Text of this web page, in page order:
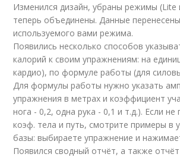
Изменился дизайн, убраны режимы (Lite
теперь объединены. Данные
используемого вами режима.
Появились несколько способов
калорий к своим упражнениям: на
кардио), по формуле работы (для
Для формулы работы нужно указать
упражнения в метрах и коэффициент
нога - 0,2, одна рука - 0,1 и т.д.). Если не
коэф. тела и путь, смотрите примеры в
базы: выбираете упражнение и
Появился сводный отчёт, а также